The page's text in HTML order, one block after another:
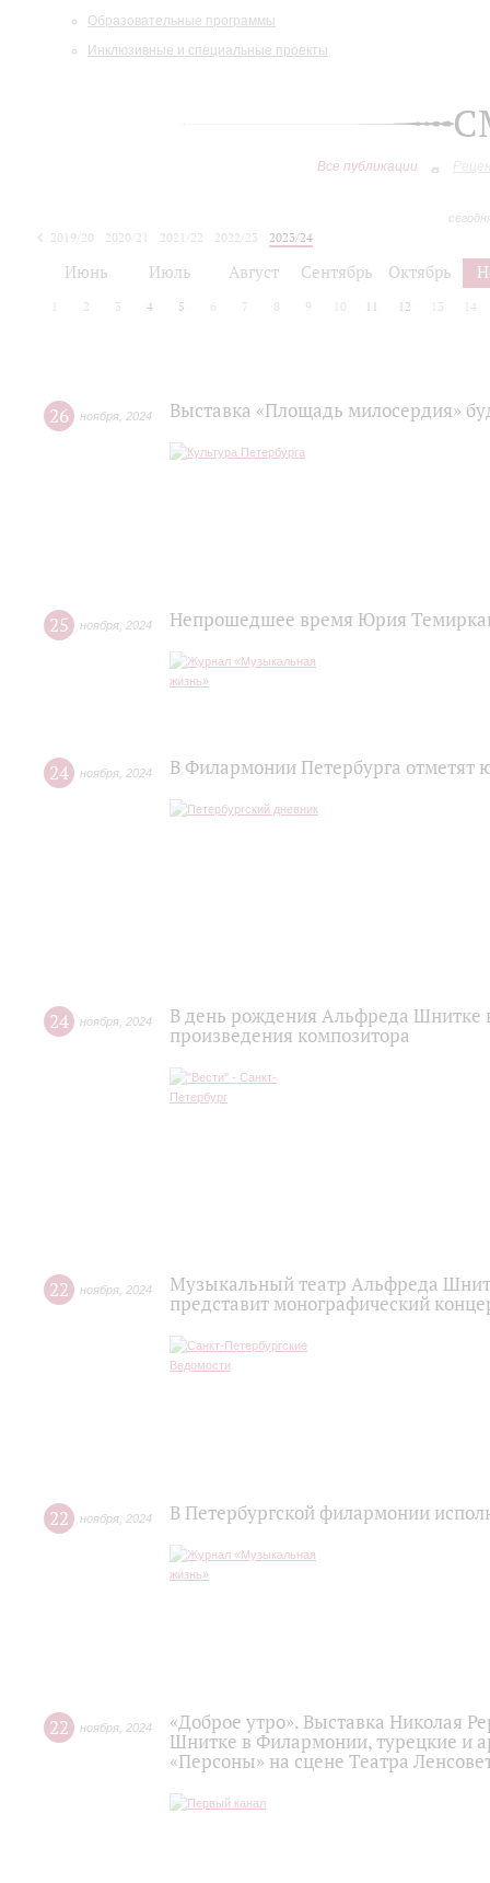
Образовательные программы
Инклюзивные и специальные проекты
Все публикации
2019/20 2020/21 2021/22 2022/23
2023/24
Июнь Июль Август Сентябрь Октябрь
2 3 4 5 6 7 8 9 10 11 12 13 14
26 ноября 2024 Выставка «Площадь милосердия»
25 ноября 2024 Непрошедшее время Юрия
24 ноября 2024 В Филармонии Петербурга
24 ноября 2024
В день рождения Альфреда Шнитке
произведения композитора
22 ноября 2024
Музыкальный театр Альфреда
представит монографический
22 ноября 2024 В Петербургской филармонии
22 ноября 2024
«Доброе утро». Выставка Николая
Шнитке в Филармонии, турецкие и
«Персоны» на сцене Театра